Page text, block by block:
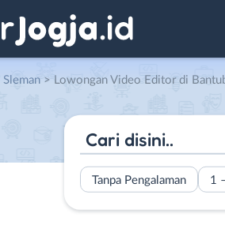
Sleman > Lowongan Video Editor di
Tanpa Pengalaman 1